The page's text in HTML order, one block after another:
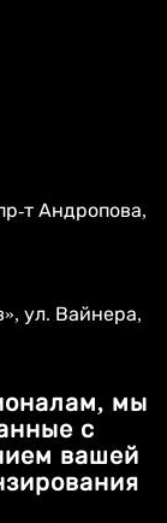
т Андропова,
ул. Вайнера,
мы
с
вашей